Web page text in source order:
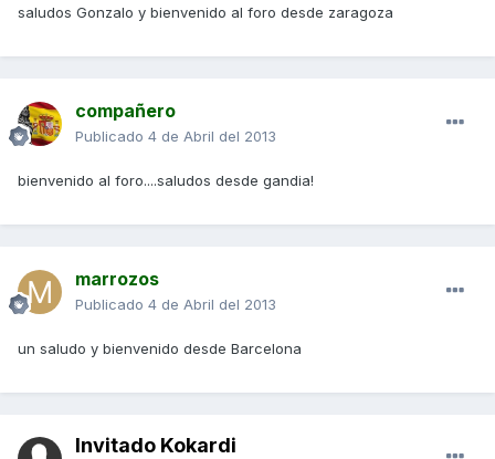
saludos Gonzalo y bienvenido al foro desde zaragoza
compañero
Publicado 4 de Abril del 2013
bienvenido al foro....saludos desde gandia!
marrozos
Publicado 4 de Abril del 2013
un saludo y bienvenido desde Barcelona
Invitado Kokardi